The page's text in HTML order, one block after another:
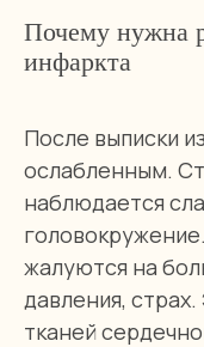
Почему нужна
инфаркта
После выписки
ослабленным.
наблюдается
жалуются на
давления,
тканей